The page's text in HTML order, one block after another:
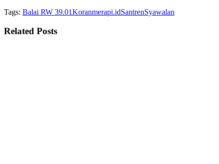
Tags: Balai RW 39.01Koranmerapi.idSantrenSyawalan
Related Posts